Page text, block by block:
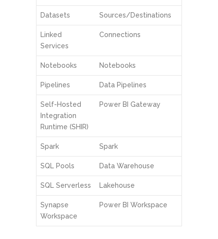
Datasets Sources/Destinations
Linked
Services
Connections
Notebooks Notebooks
Pipelines Data Pipelines
Self-Hosted
Integration
Runtime (SHIR)
Power BI Gateway
Spark Spark
SQL Pools Data Warehouse
SQL Serverless Lakehouse
Synapse
Workspace
Power BI Workspace